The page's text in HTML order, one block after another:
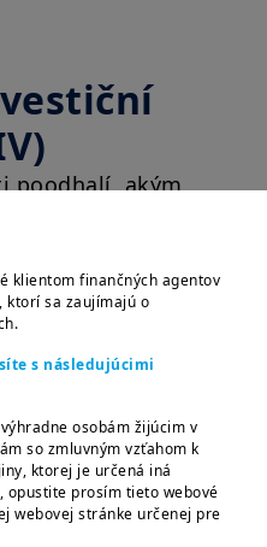
klientom finančných agentov
ktorí sa zaujímajú o
s následujúcimi
osobám žijúcim v
so zmluvným vzťahom k
ktorej je určená iná
opustite prosím tieto webové
webovej stránke určenej pre
poodhalí, akým
či
trhoch, popisuje
triedy aktív.